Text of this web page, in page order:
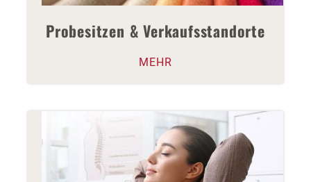
Probesitzen & Verkaufsstandorte
MEHR